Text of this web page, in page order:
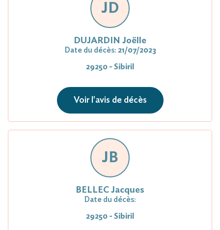
JD
DUJARDIN Joëlle
Date du décès: 21/07/2023
29250 - Sibiril
Voir l'avis de décès
JB
BELLEC Jacques
Date du décès:
29250 - Sibiril